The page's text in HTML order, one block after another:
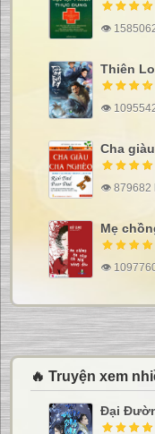
👁
Thiên
👁
Cha
👁 879682
Mẹ
👁
🔥 Truyện xem
Đại